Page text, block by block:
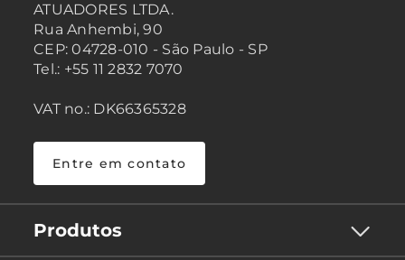
ATUADORES LTDA.
Rua Anhembi, 90
CEP: 04728-010 - São Paulo - SP
Tel.: +55 11 2832 7070
VAT no.: DK66365328
Entre em contato
Produtos